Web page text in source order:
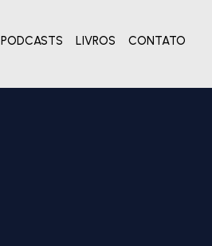
PODCASTS LIVROS CONTATO